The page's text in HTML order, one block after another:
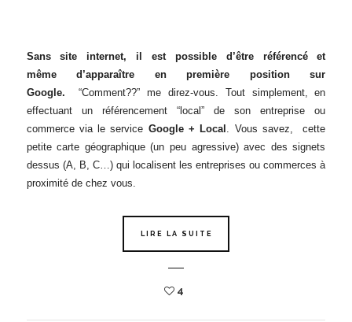
Sans site internet, il est possible d’être référencé et
même d’apparaître en première position sur
Google.
“Comment??” me direz-vous. Tout simplement, en
effectuant un référencement “local” de son entreprise ou
commerce via le service Google + Local . Vous savez, cette
petite carte géographique (un peu agressive) avec des signets
dessus (A, B, C…) qui localisent les entreprises ou commerces à
proximité de chez vous.
LIRE LA SUITE
4